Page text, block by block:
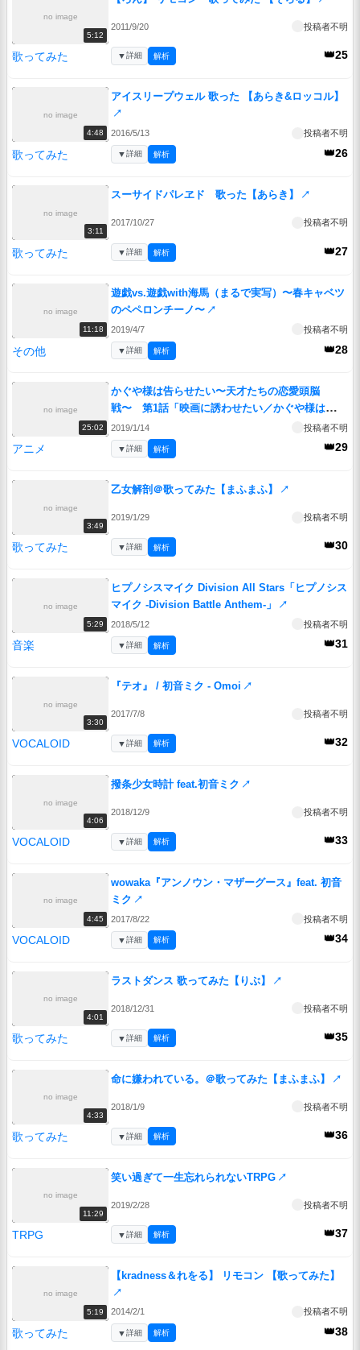
no image
5:12
2011/9/20 投稿者不明
歌ってみた 👑25
▼詳細 解析
no image
4:48
アイスリープウェル 歌った 【あらき&ロッコル】
↗
2016/5/13 投稿者不明
歌ってみた 👑26
▼詳細 解析
no image
3:11
スーサイドパレヱド 歌った【あらき】 ↗
2017/10/27 投稿者不明
歌ってみた 👑27
▼詳細 解析
no image
11:18
遊戯vs.遊戯with海馬（まるで実写）〜春キャベツ
のペペロンチーノ〜 ↗
2019/4/7 投稿者不明
その他 👑28
▼詳細 解析
no image
25:02
かぐや様は告らせたい〜天才たちの恋愛頭脳
戦〜 第1話「映画に誘わせたい／かぐや様は止め
られたい／かぐや様はいただきたい」
2019/1/14 投稿者不明
アニメ 👑29
▼詳細 解析
no image
3:49
乙女解剖＠歌ってみた【まふまふ】 ↗
2019/1/29 投稿者不明
歌ってみた 👑30
▼詳細 解析
no image
5:29
ヒプノシスマイク Division All Stars「ヒプノシス
マイク -Division Battle Anthem-」
↗
2018/5/12 投稿者不明
音楽 👑31
▼詳細 解析
no image
3:30
『テオ』 / 初音ミク - Omoi ↗
2017/7/8 投稿者不明
VOCALOID 👑32
▼詳細 解析
no image
4:06
撥条少女時計 feat.初音ミク ↗
2018/12/9 投稿者不明
VOCALOID 👑33
▼詳細 解析
no image
4:45
wowaka『アンノウン・マザーグース』feat. 初音
ミク ↗
2017/8/22 投稿者不明
VOCALOID 👑34
▼詳細 解析
no image
4:01
ラストダンス 歌ってみた【りぶ】 ↗
2018/12/31 投稿者不明
歌ってみた 👑35
▼詳細 解析
no image
4:33
命に嫌われている。＠歌ってみた【まふまふ】 ↗
2018/1/9 投稿者不明
歌ってみた 👑36
▼詳細 解析
no image
11:29
笑い過ぎて一生忘れられないTRPG ↗
2019/2/28 投稿者不明
TRPG 👑37
▼詳細 解析
no image
5:19
【kradness＆れをる】 リモコン 【歌ってみた】
↗
2014/2/1 投稿者不明
歌ってみた 👑38
▼詳細 解析